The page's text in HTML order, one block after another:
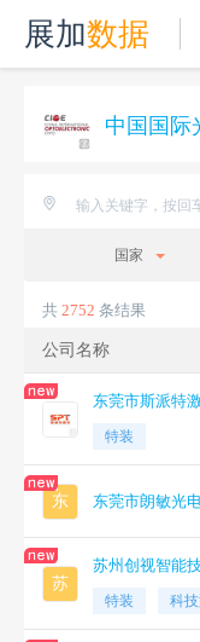
展加数据
中国国际
国家
共 2752 条结果
公司名称
东莞市斯派特
特装
东 东莞市朗敏光
苏
苏州创视智能
特装 科